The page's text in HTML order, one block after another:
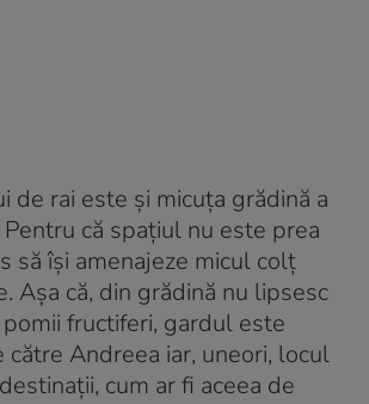
de rai este şi micuţa grădină a
că spaţiul nu este prea
să îşi amenajeze micul colţ
Aşa că, din grădină nu lipsesc
fructiferi, gardul este
către Andreea iar, uneori, locul
cum ar fi aceea de